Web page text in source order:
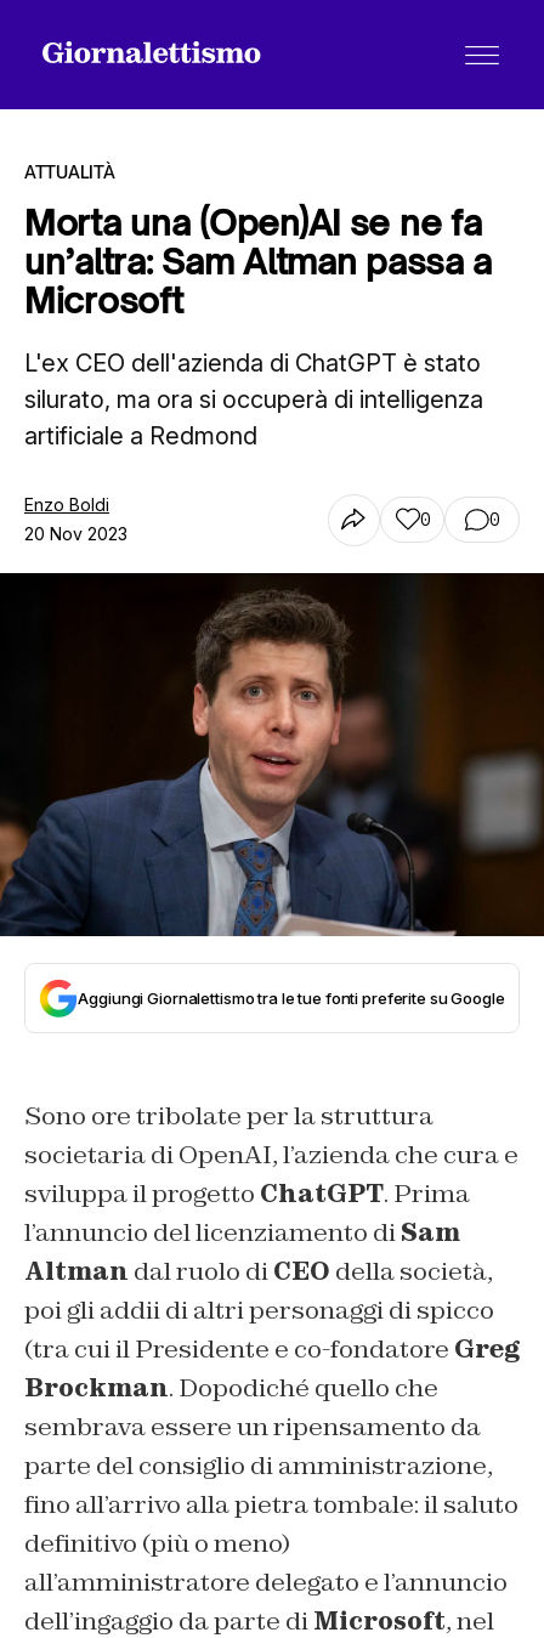
Tutti gli articoli
Chi siamo
ATTUALITÀ
Morta una (Open)AI se ne fa
un’altra: Sam Altman passa a
Microsoft
L'ex CEO dell'azienda di ChatGPT è stato
silurato, ma ora si occuperà di intelligenza
artificiale a Redmond
Enzo Boldi
20 Nov 2023
0 0
Aggiungi Giornalettismo tra le tue fonti preferite su Google
Sono ore tribolate per la struttura
societaria di OpenAI, l’azienda che cura e
sviluppa il progetto ChatGPT. Prima
l’annuncio del licenziamento diSam
Altman dal ruolo diCEO della società,
poi gli addii di altri personaggi di spicco
(tra cui il Presidente e co-fondatore Greg
Brockman. Dopodiché quello che
sembrava essere un ripensamento da
parte del consiglio di amministrazione,
fino all’arrivo alla pietra tombale: il saluto
definitivo (più o meno)
all’amministratore delegato e l’annuncio
dell’ingaggio da parte diMicrosoft, nel